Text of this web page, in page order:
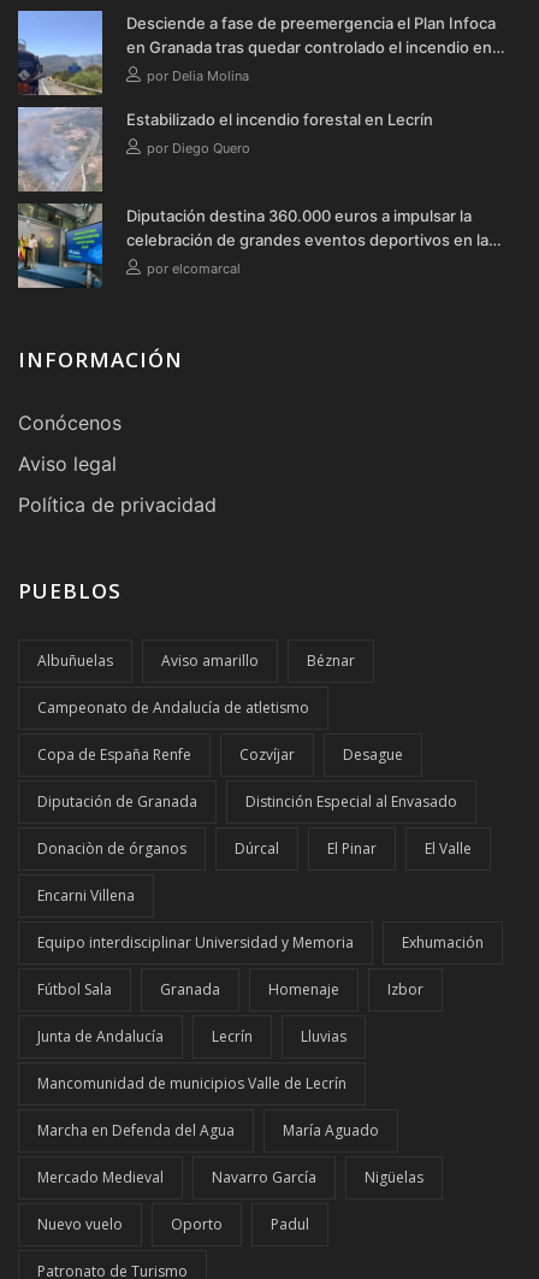
Desciende a fase de preemergencia el Plan Infoca
en Granada tras quedar controlado el incendio en
Lecrínpor Delia Molina
Estabilizado el incendio forestal en Lecrín
por Diego Quero
Diputación destina 360.000 euros a impulsar la
celebración de grandes eventos deportivos en la
provincia durante 2026
por elcomarcal
INFORMACIÓN
Conócenos
Aviso legal
Política de privacidad
PUEBLOS
Albuñuelas Aviso amarillo Béznar
Campeonato de Andalucía de atletismo
Copa de España Renfe Cozvíjar Desague
Diputación de Granada Distinción Especial al Envasado
Donaciòn de órganos Dúrcal El Pinar El Valle
Encarni Villena
Equipo interdisciplinar Universidad y Memoria Exhumación
Fútbol Sala Granada Homenaje Izbor
Junta de Andalucía Lecrín Lluvias
Mancomunidad de municipios Valle de Lecrín
Marcha en Defenda del Agua María Aguado
Mercado Medieval Navarro García Nigüelas
Nuevo vuelo Oporto Padul
Patronato de Turismo